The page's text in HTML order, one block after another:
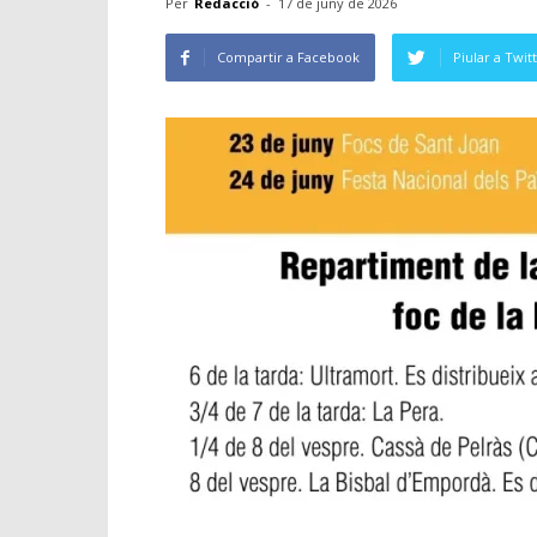
Compartir a Facebook Piular a